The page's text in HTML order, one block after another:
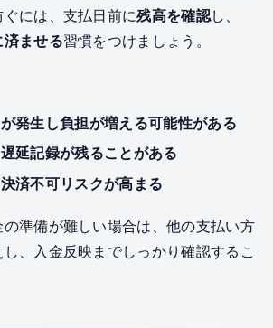
ぐには、支払日前に残高を確認し、
済ませる習慣をつけましょう。
発生し負担が増える可能性がある
延記録が残ることがある
済不可リスクが高まる
準備が難しい場合は、他の支払い方
し、入金反映までしっかり確認するこ